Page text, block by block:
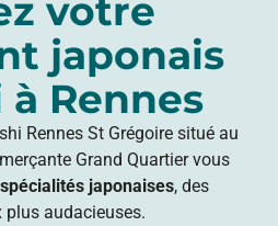
votre
japonais
à Rennes
Rennes St Grégoire situé au
Grand Quartier vous
spécialités japonaises, des
audacieuses.